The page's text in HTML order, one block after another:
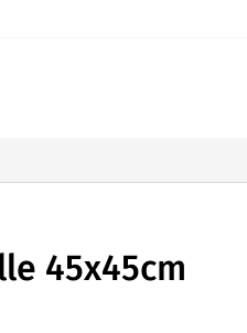
45x45cm